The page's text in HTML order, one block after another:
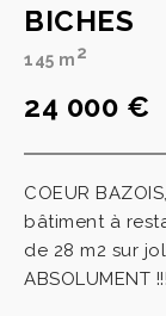
BICHES
145 m2
24 000 €
COEUR
bâtiment à
de 28 m2 sur
ABSOLUMENT !!!